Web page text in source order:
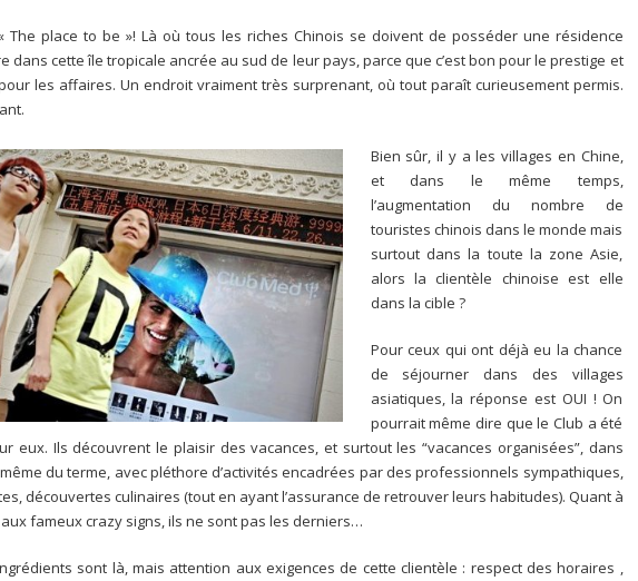
The place to be »! Là où tous les riches Chinois se doivent de posséder une résidence
dans cette île tropicale ancrée au sud de leur pays, parce que c’est bon pour le prestige et
les affaires. Un endroit vraiment très surprenant, où tout paraît curieusement permis.
Bien sûr, il y a les villages en Chine,
et dans le même temps,
l’augmentation du nombre de
touristes chinois dans le monde mais
surtout dans la toute la zone Asie,
alors la clientèle chinoise est elle
dans la cible ?
Pour ceux qui ont déjà eu la chance
de séjourner dans des villages
asiatiques, la réponse est OUI ! On
pourrait même dire que le Club a été
eux. Ils découvrent le plaisir des vacances, et surtout les “vacances organisées”, dans
même du terme, avec pléthore d’activités encadrées par des professionnels sympathiques,
découvertes culinaires (tout en ayant l’assurance de retrouver leurs habitudes). Quant à
fameux crazy signs, ils ne sont pas les derniers…
sont là, mais attention aux exigences de cette clientèle : respect des horaires ,